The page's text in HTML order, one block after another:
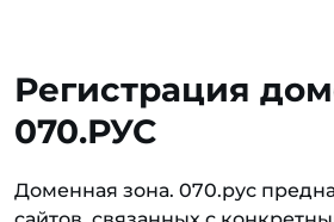
Регистрация
070.РУС
Доменная зона. 070.рус